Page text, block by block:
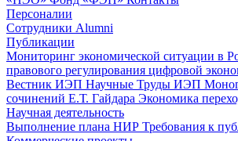
Персоналии
Сотрудники Alumni
Публикации
Мониторинг экономической ситуации в
правового регулирования цифровой
Вестник ИЭП Научные Труды ИЭП
сочинений Е.Т. Гайдара Экономика
Научная деятельность
Выполнение плана НИР Требования к